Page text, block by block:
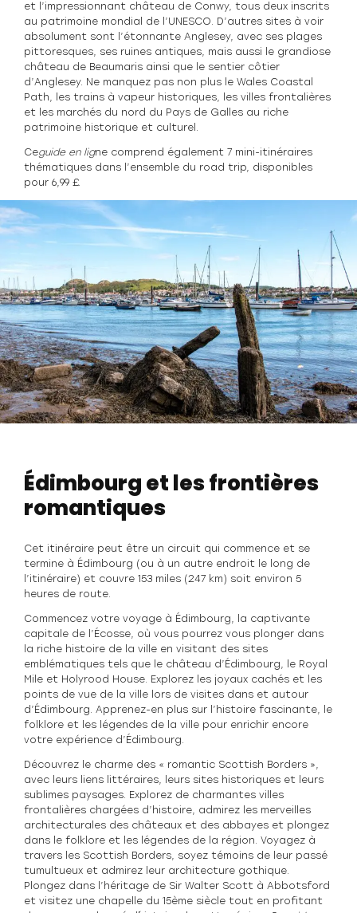
et l’impressionnant château de Conwy, tous deux inscrits
au patrimoine mondial de l’UNESCO. D’autres sites à voir
absolument sont l’étonnante Anglesey, avec ses plages
pittoresques, ses ruines antiques, mais aussi le grandiose
château de Beaumaris ainsi que le sentier côtier
d’Anglesey. Ne manquez pas non plus le Wales Coastal
Path, les trains à vapeur historiques, les villes frontalières
et les marchés du nord du Pays de Galles au riche
patrimoine historique et culturel.
Ceguide en ligne comprend également 7 mini-itinéraires
thématiques dans l’ensemble du road trip, disponibles
pour 6,99 £.
Édimbourg et les frontières
romantiques
Cet itinéraire peut être un circuit qui commence et se
termine à Édimbourg (ou à un autre endroit le long de
l’itinéraire) et couvre 153 miles (247 km) soit environ 5
heures de route.
Commencez votre voyage à Édimbourg, la captivante
capitale de l’Écosse, où vous pourrez vous plonger dans
la riche histoire de la ville en visitant des sites
emblématiques tels que le château d’Édimbourg, le Royal
Mile et Holyrood House. Explorez les joyaux cachés et les
points de vue de la ville lors de visites dans et autour
d’Édimbourg. Apprenez-en plus sur l’histoire fascinante, le
folklore et les légendes de la ville pour enrichir encore
votre expérience d’Édimbourg.
Découvrez le charme des « romantic Scottish Borders »,
avec leurs liens littéraires, leurs sites historiques et leurs
sublimes paysages. Explorez de charmantes villes
frontalières chargées d’histoire, admirez les merveilles
architecturales des châteaux et des abbayes et plongez
dans le folklore et les légendes de la région. Voyagez à
travers les Scottish Borders, soyez témoins de leur passé
tumultueux et admirez leur architecture gothique.
Plongez dans l’héritage de Sir Walter Scott à Abbotsford
et visitez une chapelle du 15ème siècle tout en profitant